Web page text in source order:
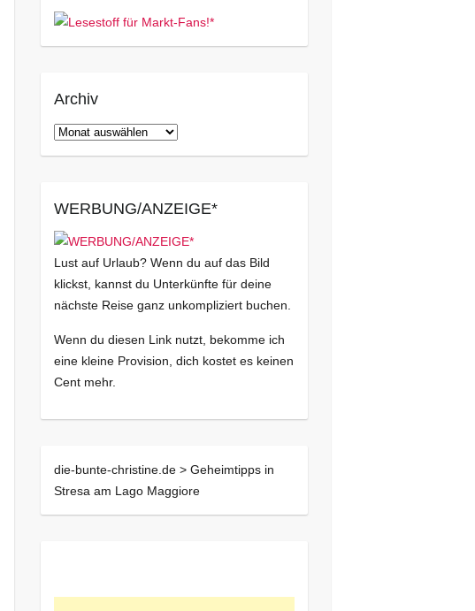
Archiv
Archiv
WERBUNG/ANZEIGE*
Lust auf Urlaub? Wenn du auf das Bild
klickst, kannst du Unterkünfte für deine
nächste Reise ganz unkompliziert buchen.
Wenn du diesen Link nutzt, bekomme ich
eine kleine Provision, dich kostet es keinen
Cent mehr.
die-bunte-christine.de > Geheimtipps in
Stresa am Lago Maggiore